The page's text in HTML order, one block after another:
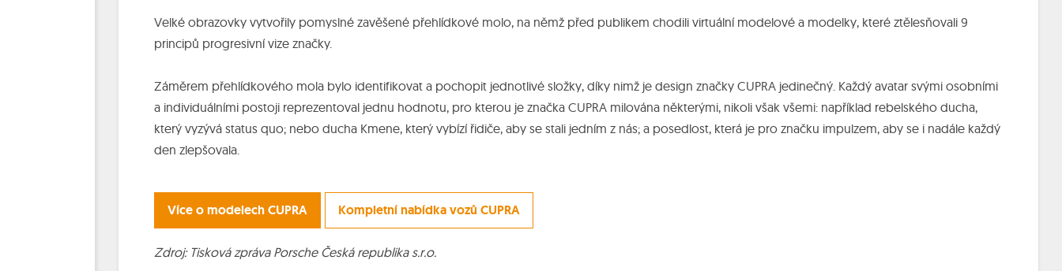
Velké obrazovky vytvořily pomyslné zavěšené přehlídkové molo, na němž před publikem chodili virtuální modelové a modelky, které ztělesňovali 9
principů progresivní vize značky.
Záměrem přehlídkového mola bylo identifikovat a pochopit jednotlivé složky, díky nimž je design značky CUPRA jedinečný. Každý avatar svými osobními
a individuálními postoji reprezentoval jednu hodnotu, pro kterou je značka CUPRA milována některými, nikoli však všemi: například rebelského ducha,
který vyzývá status quo; nebo ducha Kmene, který vybízí řidiče, aby se stali jedním z nás; a posedlost, která je pro značku impulzem, aby se i nadále každý
den zlepšovala.
Více o modelech CUPRA Kompletní nabídka vozů CUPRA
Zdroj: Tisková zpráva Porsche Česká republika s.r.o.